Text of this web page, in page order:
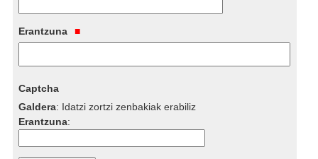
Erantzuna
Captcha
Galdera: Idatzi zortzi zenbakiak erabiliz
Erantzuna: